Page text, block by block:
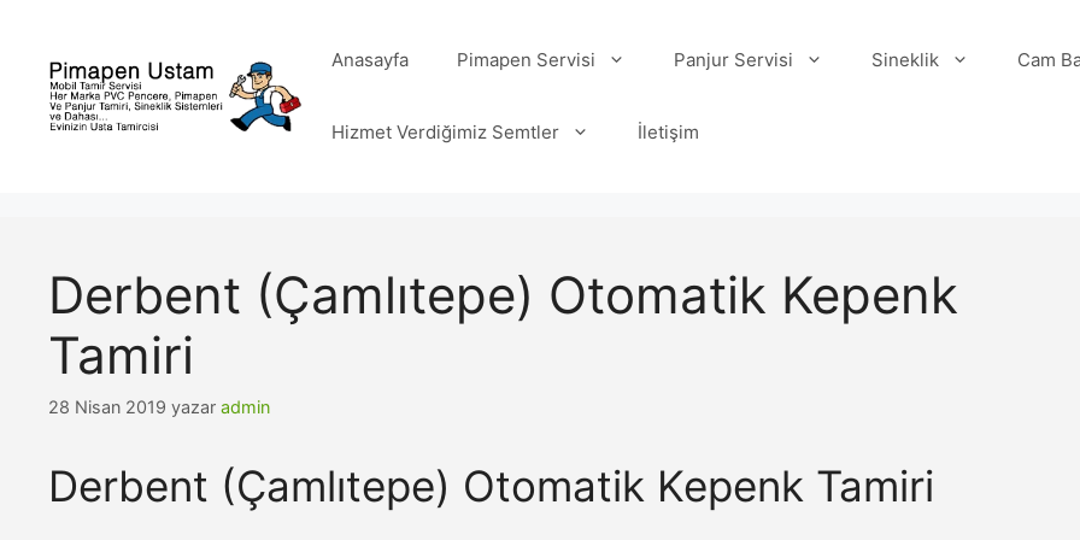
Anasayfa Pimapen Servisi Panjur Servisi Sineklik Cam
Hizmet Verdiğimiz Semtler İletişim
Derbent (Çamlıtepe) Otomatik Kepenk
Tamiri
28 Nisan 2019 yazar admin
Derbent (Çamlıtepe) Otomatik Kepenk Tamiri